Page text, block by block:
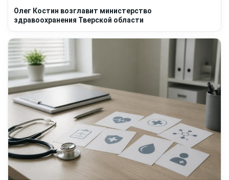
Олег Костин возглавит министерство
здравоохранения Тверской области